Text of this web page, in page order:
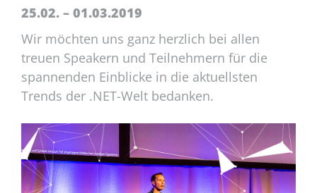
25.02. – 01.03.2019
Wir möchten uns ganz herzlich bei allen
treuen Speakern und Teilnehmern für die
spannenden Einblicke in die aktuellsten
Trends der .NET-Welt bedanken.